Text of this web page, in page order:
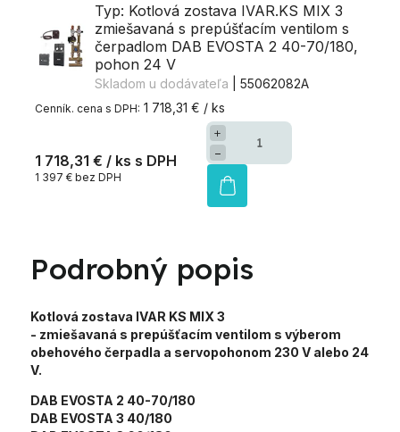
Typ: Kotlová zostava IVAR.KS MIX 3
zmiešavaná s prepúšťacím ventilom s
čerpadlom DAB EVOSTA 2 40-70/180,
pohon 24 V
Skladom u dodávateľa
| 55062082A
1 718,31 € / ks
1 718,31 € / ks
1 397 € bez DPH
+
−
Podrobný popis
Kotlová zostava IVAR KS MIX 3
- zmiešavaná s prepúšťacím ventilom s výberom
obehového čerpadla a servopohonom 230 V alebo 24
V.
DAB EVOSTA 2 40-70/180
DAB EVOSTA 3 40/180